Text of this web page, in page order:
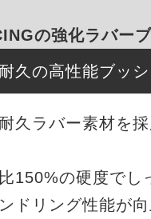
の強化ラバー
久の高性能ブッシ
久ラバー素材を
150%の硬度で
ドリング性能が向